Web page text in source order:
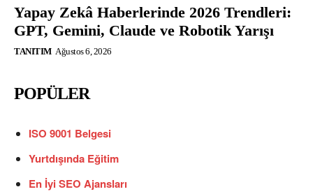
Yapay Zekâ Haberlerinde 2026 Trendleri:
GPT, Gemini, Claude ve Robotik Yarışı
TANITIM Ağustos 6, 2026
POPÜLER
ISO 9001 Belgesi
Yurtdışında Eğitim
En İyi SEO Ajansları